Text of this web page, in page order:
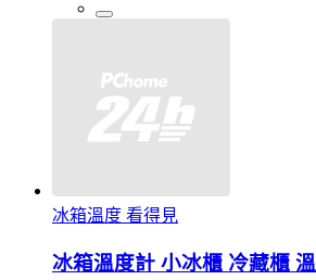
冰箱溫度 看得見
冰箱溫度計 小冰櫃 冷藏櫃